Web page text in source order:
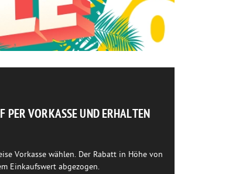
PER VORKASSE UND ERHALTEN
Vorkasse wählen. Der Rabatt in Höhe von
Einkaufswert abgezogen.